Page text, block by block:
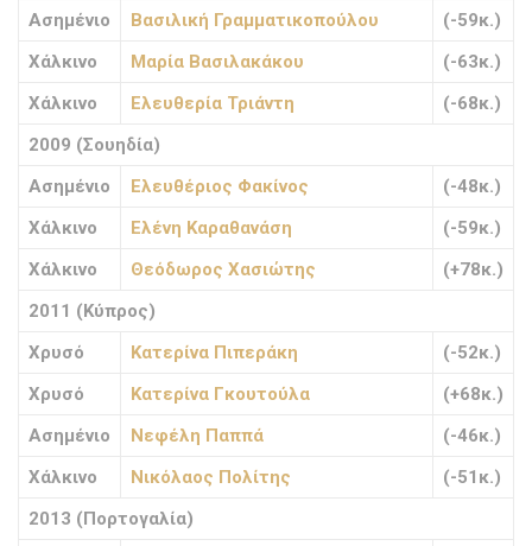
Ασημένιο
Βασιλική Γραμματικοπούλου
(-59κ.)
Χάλκινο
Μαρία Βασιλακάκου
(-63κ.)
Χάλκινο
Ελευθερία Τριάντη
(-68κ.)
2009 (Σουηδία)
Ασημένιο
Ελευθέριος Φακίνος
(-48κ.)
Χάλκινο
Ελένη Καραθανάση
(-59κ.)
Χάλκινο
Θεόδωρος Χασιώτης
(+78κ.)
2011 (Κύπρος)
Χρυσό
Κατερίνα Πιπεράκη
(-52κ.)
Χρυσό
Κατερίνα Γκουτούλα
(+68κ.)
Ασημένιο
Νεφέλη Παππά
(-46κ.)
Χάλκινο
Νικόλαος Πολίτης
(-51κ.)
2013 (Πορτογαλία)